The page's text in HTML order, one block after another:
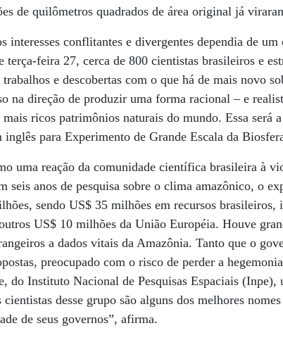
de quilômetros quadrados de área original já
interesses conflitantes e divergentes dependia de
terça-feira 27, cerca de 800 cientistas brasileiros e
e descobertas com o que há de mais novo
na direção de produzir uma forma racional – e
ricos patrimônios naturais do mundo. Essa será
para Experimento de Grande Escala da
uma reação da comunidade científica brasileira à
seis anos de pesquisa sobre o clima amazônico, o
sendo US$ 35 milhões em recursos brasileiros,
US$ 10 milhões da União Européia. Houve
a dados vitais da Amazônia. Tanto que o
preocupado com o risco de perder a
do Instituto Nacional de Pesquisas Espaciais
desse grupo são alguns dos melhores
de seus governos”, afirma.